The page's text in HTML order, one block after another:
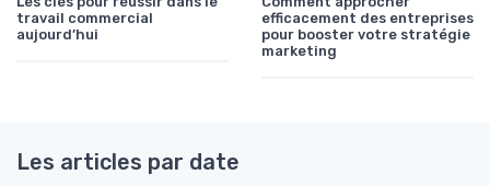
travail commercial
aujourd’hui
efficacement des entreprises
pour booster votre stratégie
marketing
Les articles par date